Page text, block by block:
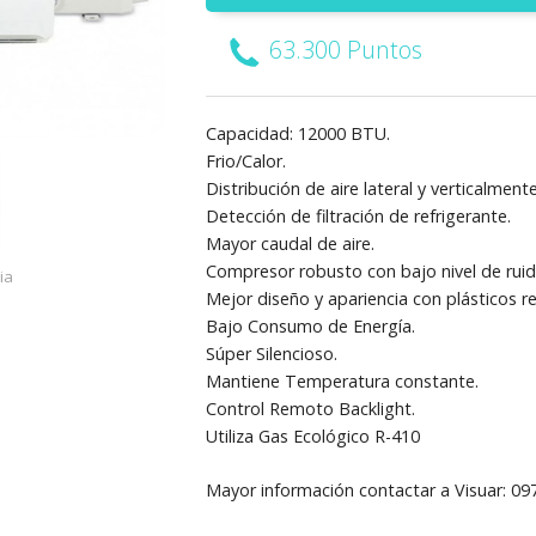
63.300 Puntos
Capacidad: 12000 BTU.
Frio/Calor.
Distribución de aire lateral y
Detección de filtración de refrigerante.
Mayor caudal de aire.
Compresor robusto con bajo nivel de
Mejor diseño y apariencia con plásticos
Bajo Consumo de Energía.
Súper Silencioso.
Mantiene Temperatura constante.
Control Remoto Backlight.
Utiliza Gas Ecológico R-410
Mayor información contactar a Visuar: